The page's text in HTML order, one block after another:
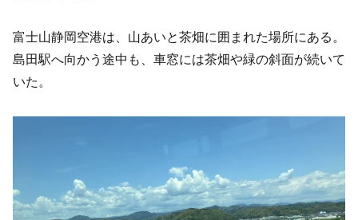
富士山静岡空港は、山あいと茶畑に囲まれた場所にある。
島田駅へ向かう途中も、車窓には茶畑や緑の斜面が続いて
いた。